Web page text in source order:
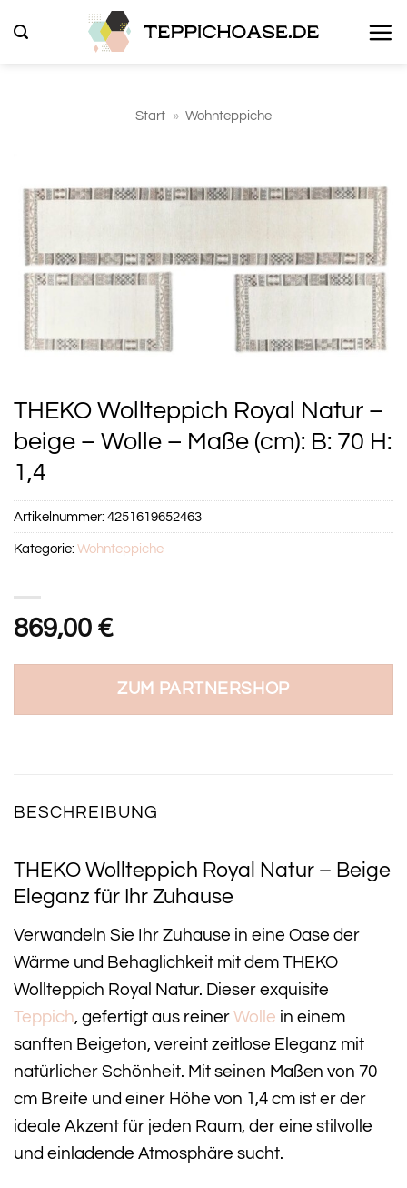
Inhalt
Start » Wohnteppiche
THEKO Wollteppich Royal Natur –
beige – Wolle – Maße (cm): B: 70 H:
1,4
869,00 €
ZUM PARTNERSHOP
Artikelnummer:4251619652463
Kategorie:Wohnteppiche
BESCHREIBUNG
THEKO Wollteppich Royal Natur – Beige
Eleganz für Ihr Zuhause
Verwandeln Sie Ihr Zuhause in eine Oase der
Wärme und Behaglichkeit mit dem THEKO
Wollteppich Royal Natur. Dieser exquisite
Teppich, gefertigt aus reiner Wolle in einem
sanften Beigeton, vereint zeitlose Eleganz mit
natürlicher Schönheit. Mit seinen Maßen von 70
cm Breite und einer Höhe von 1,4 cm ist er der
ideale Akzent für jeden Raum, der eine stilvolle
und einladende Atmosphäre sucht.